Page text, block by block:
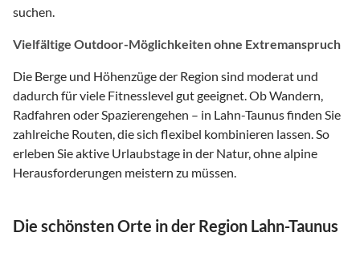
suchen.
Vielfältige Outdoor-Möglichkeiten ohne Extremanspruch
Die Berge und Höhenzüge der Region sind moderat und
dadurch für viele Fitnesslevel gut geeignet. Ob Wandern,
Radfahren oder Spazierengehen – in Lahn-Taunus finden Sie
zahlreiche Routen, die sich flexibel kombinieren lassen. So
erleben Sie aktive Urlaubstage in der Natur, ohne alpine
Herausforderungen meistern zu müssen.
Die schönsten Orte in der Region Lahn-Taunus